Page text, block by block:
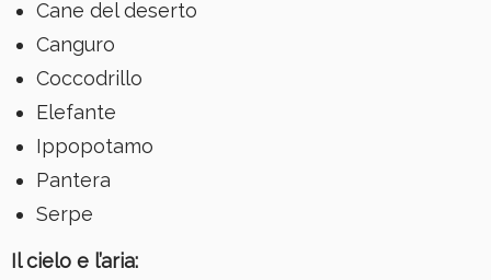
Cane del deserto
Canguro
Coccodrillo
Elefante
Ippopotamo
Pantera
Serpe
Il cielo e l’aria: